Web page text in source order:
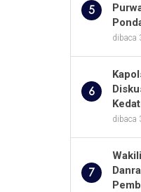
5
dibaca
6
dibaca
7